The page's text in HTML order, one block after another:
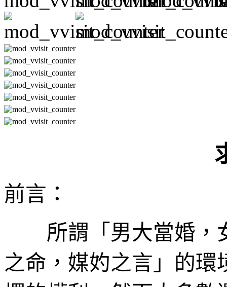
前言：
所謂「男大當婚，
之命，媒妁之言」的